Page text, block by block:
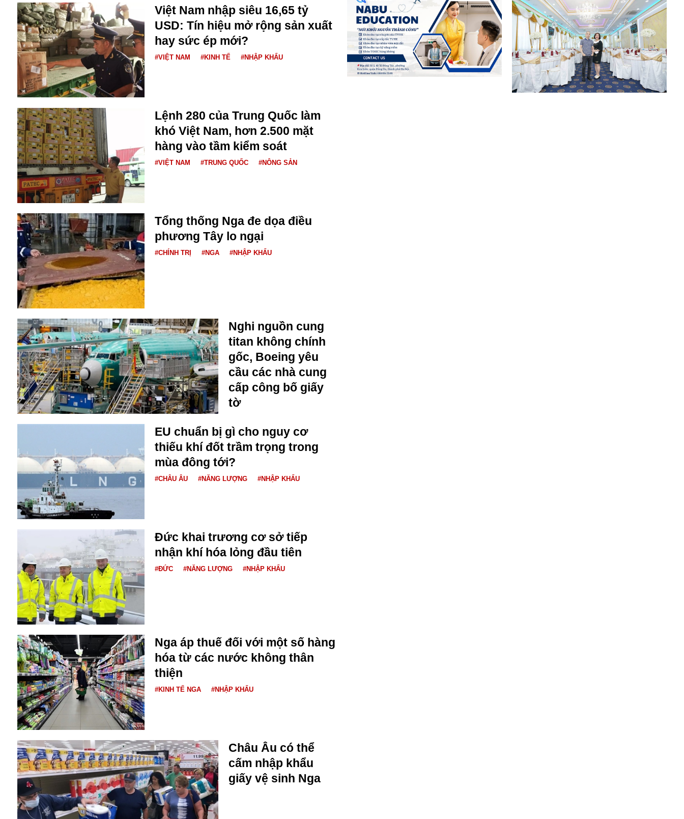
Bói toán
Bóng đá
Bill Gates
BĐS
Bí ẩn
Bitcoin
Báo Nga có gì?
Biển Đông
Barrack Obama
Bắc Kinh
Buôn bán ở Nga
Bộ Quốc phòng
Bác Hồ
Bộ Y tế
Bão tuyết
Bản quyền
Bảo tàng
Blockchain
Bộ Ngoại giao
Bình Dương
Biển Đen
Boeing
Bình Định
Biến chủng
Baikal
Bakhmut
Bulagria
Crimea
Chính trị
Công nghệ
Chuyện hay
Chuyện lạ
Cuộc sống quanh ta
Casino
Chiến tranh thương mại
Chính trị Nga
Chợ Vòm
Cảnh sát
Cấm bay
Cao tốc
Canada
Việt Nam nhập siêu 16,65 tỷ
USD: Tín hiệu mở rộng sản xuất
hay sức ép mới?
#VIỆT NAM #KINH TẾ #NHẬP KHẨU
Lệnh 280 của Trung Quốc làm
khó Việt Nam, hơn 2.500 mặt
hàng vào tầm kiểm soát
#VIỆT NAM #TRUNG QUỐC #NÔNG SẢN
Tổng thống Nga đe dọa điều
phương Tây lo ngại
#CHÍNH TRỊ #NGA #NHẬP KHẨU
Nghi nguồn cung
titan không chính
gốc, Boeing yêu
cầu các nhà cung
cấp công bố giấy
tờ
EU chuẩn bị gì cho nguy cơ
thiếu khí đốt trầm trọng trong
mùa đông tới?
#CHÂU ÂU #NĂNG LƯỢNG #NHẬP KHẨU
Đức khai trương cơ sở tiếp
nhận khí hóa lỏng đầu tiên
#ĐỨC #NĂNG LƯỢNG #NHẬP KHẨU
Nga áp thuế đối với một số hàng
hóa từ các nước không thân
thiện
#KINH TẾ NGA #NHẬP KHẨU
Châu Âu có thể
cấm nhập khẩu
giấy vệ sinh Nga